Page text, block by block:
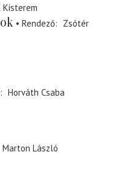
Rendező
Zsótér
Horváth Csaba
Marton László